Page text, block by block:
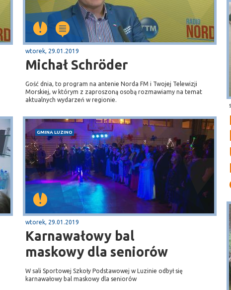
wtorek, 29.01.2019
Michał Schröder
Gość dnia, to program na antenie Norda FM i Twojej Telewizji
Morskiej, w którym z zaproszoną osobą rozmawiamy na temat
aktualnych wydarzeń w regionie.
GMINA LUZINO
wtorek, 29.01.2019
Karnawałowy bal
maskowy dla seniorów
W sali Sportowej Szkoły Podstawowej w Luzinie odbył się
karnawałowy bal maskowy dla seniorów